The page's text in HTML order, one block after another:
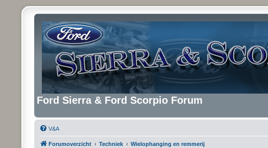
Ford Sierra & Ford Scorpio Forum
V&A
Forumoverzicht Techniek Wielophanging en remmerij